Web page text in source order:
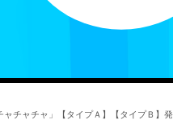
チャチャ」【タイプＡ】【タイプＢ】